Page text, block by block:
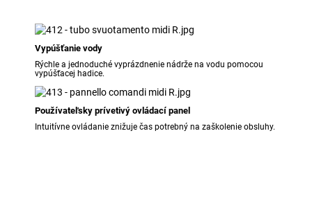
Vypúšťanie vody
Rýchle a jednoduché vyprázdnenie nádrže na vodu pomocou
vypúšťacej hadice.
Používateľsky prívetivý ovládací panel
Intuitívne ovládanie znižuje čas potrebný na zaškolenie obsluhy.